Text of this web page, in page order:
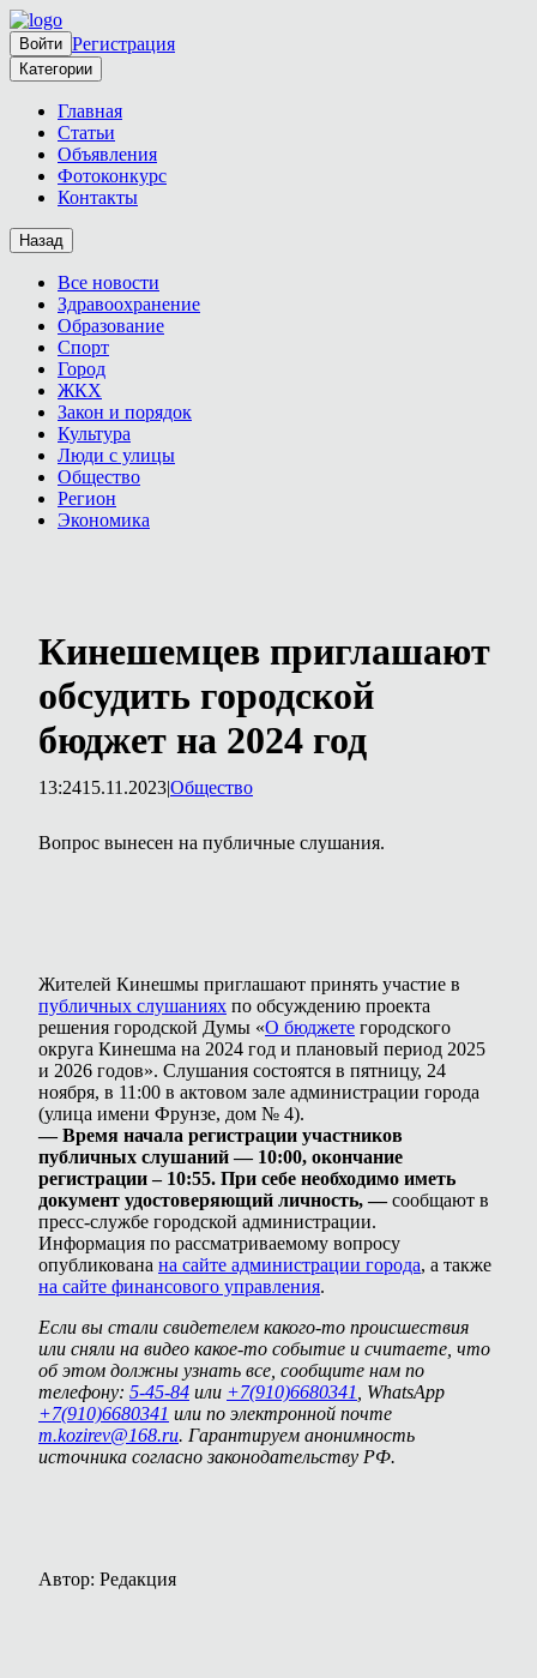
Войти Регистрация
Категории
Главная
Статьи
Объявления
Фотоконкурс
Контакты
Назад
Все новости
Здравоохранение
Образование
Спорт
Город
ЖКХ
Закон и порядок
Культура
Люди с улицы
Общество
Регион
Экономика
Кинешемцев приглашают
обсудить городской
бюджет на 2024 год
13:2415.11.2023|Общество
Вопрос вынесен на публичные слушания.
Жителей Кинешмы приглашают принять участие в
публичных слушаниях по обсуждению проекта
решения городской Думы «О бюджете городского
округа Кинешма на 2024 год и плановый период 2025
и 2026 годов». Слушания состоятся в пятницу, 24
ноября, в 11:00 в актовом зале администрации города
(улица имени Фрунзе, дом № 4).
— Время начала регистрации участников
публичных слушаний — 10:00, окончание
регистрации – 10:55. При себе необходимо иметь
документ удостоверяющий личность, —сообщают в
пресс-службе городской администрации.
Информация по рассматриваемому вопросу
опубликована на сайте администрации города, а также
на сайте финансового управления.
Если вы стали свидетелем какого-то происшествия
или сняли на видео какое-то событие и считаете, что
об этом должны узнать все, сообщите нам по
телефону: 5-45-84 или +7(910)6680341
, WhatsApp
+7(910)6680341 или по электронной почте
m.kozirev@168.ru. Гарантируем анонимность
источника согласно законодательству РФ.
Автор: Редакция